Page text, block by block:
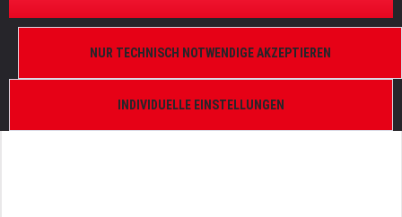
INDIVIDUELLE EINSTELLUNGEN
NUR TECHNISCH NOTWENDIGE AKZEPTIEREN